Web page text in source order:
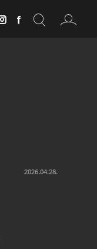
2026.04.28.